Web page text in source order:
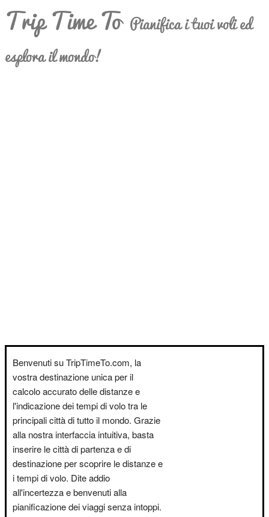
Trip Time To Pianifica i tuoi voli ed
esplora il mondo!
Benvenuti su TripTimeTo.com, la
vostra destinazione unica per il
calcolo accurato delle distanze e
l'indicazione dei tempi di volo tra le
principali città di tutto il mondo. Grazie
alla nostra interfaccia intuitiva, basta
inserire le città di partenza e di
destinazione per scoprire le distanze e
i tempi di volo. Dite addio
all'incertezza e benvenuti alla
pianificazione dei viaggi senza intoppi.